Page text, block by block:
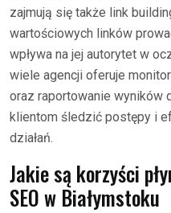
zajmują się także link
wartościowych linków
wpływa na jej autorytet w
wiele agencji oferuje
oraz raportowanie wyników
klientom śledzić postępy i
działań.
Jakie są korzyści
SEO w Białymstoku